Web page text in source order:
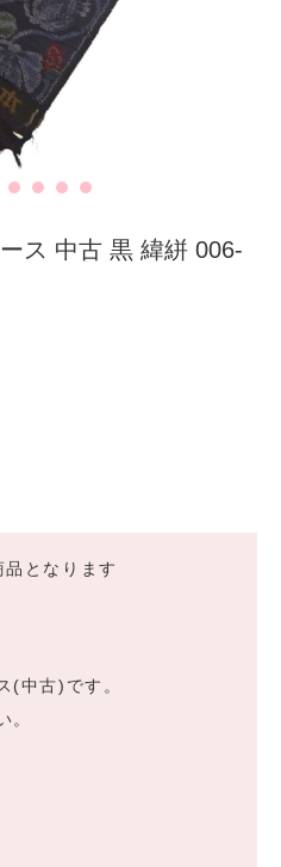
ス 中古 黒 緯絣 006-
となります
(中古)です。
。